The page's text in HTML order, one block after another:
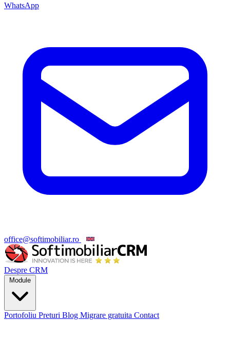
WhatsApp
office@softimobiliar.ro
Despre CRM
Module
Portofoliu Preturi Blog Migrare gratuita Contact